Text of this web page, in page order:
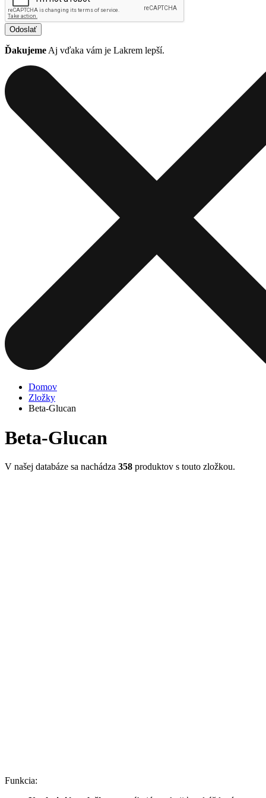
Odoslať
Ďakujeme Aj vďaka vám je Lakrem lepší.
Domov
Zložky
Beta-Glucan
Beta-Glucan
V našej databáze sa nachádza 358 produktov s touto zložkou.
Funkcia: